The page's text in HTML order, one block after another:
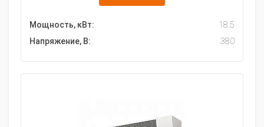
Мощность, кВт:
18.5
Напряжение, В:
380